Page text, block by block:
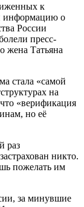
к
информацию о
России
пресс-
жена Татьяна
стала «самой
на
«верификация
но её
раз
никто.
пожелать им
за минувшие